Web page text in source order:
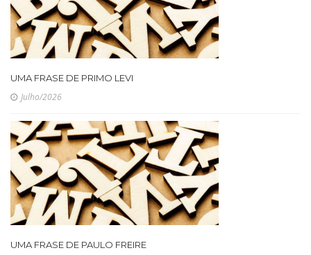
UMA FRASE DE PRIMO LEVI
Julho/2026
UMA FRASE DE PAULO FREIRE